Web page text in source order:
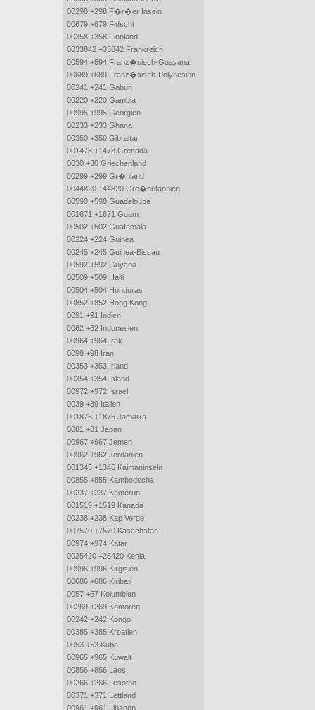
00298 +298 F�r�er Inseln
00679 +679 Fidschi
00358 +358 Finnland
0033842 +33842 Frankreich
00594 +594 Franz�sisch-Guayana
00689 +689 Franz�sisch-Polynesien
00241 +241 Gabun
00220 +220 Gambia
00995 +995 Georgien
00233 +233 Ghana
00350 +350 Gibraltar
001473 +1473 Grenada
0030 +30 Griechenland
00299 +299 Gr�nland
0044820 +44820 Gro�britannien
00590 +590 Guadeloupe
001671 +1671 Guam
00502 +502 Guatemala
00224 +224 Guinea
00245 +245 Guinea-Bissau
00592 +592 Guyana
00509 +509 Haiti
00504 +504 Honduras
00852 +852 Hong Kong
0091 +91 Indien
0062 +62 Indonesien
00964 +964 Irak
0098 +98 Iran
00353 +353 Irland
00354 +354 Island
00972 +972 Israel
0039 +39 Italien
001876 +1876 Jamaika
0081 +81 Japan
00967 +967 Jemen
00962 +962 Jordanien
001345 +1345 Kaimaninseln
00855 +855 Kambodscha
00237 +237 Kamerun
001519 +1519 Kanada
00238 +238 Kap Verde
007570 +7570 Kasachstan
00974 +974 Katar
0025420 +25420 Kenia
00996 +996 Kirgisien
00686 +686 Kiribati
0057 +57 Kolumbien
00269 +269 Komoren
00242 +242 Kongo
00385 +385 Kroatien
0053 +53 Kuba
00965 +965 Kuwait
00856 +856 Laos
00266 +266 Lesotho
00371 +371 Lettland
00961 +961 Libanon